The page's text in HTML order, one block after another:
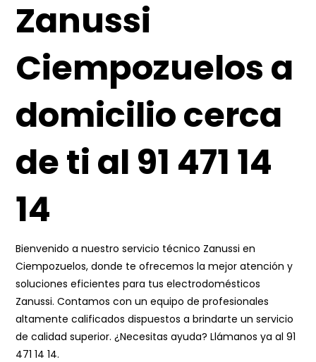
Zanussi
Ciempozuelos a
domicilio cerca
de ti al 91 471 14
14
Bienvenido a nuestro servicio técnico Zanussi en
Ciempozuelos, donde te ofrecemos la mejor atención y
soluciones eficientes para tus electrodomésticos
Zanussi. Contamos con un equipo de profesionales
altamente calificados dispuestos a brindarte un servicio
de calidad superior. ¿Necesitas ayuda? Llámanos ya al91
471 14 14.